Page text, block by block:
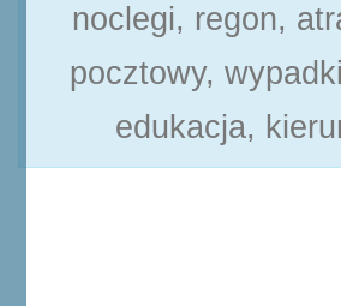
noclegi, regon,
pocztowy,
edukacja,